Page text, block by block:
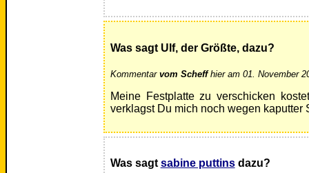
Was sagt Ulf, der Größte, dazu?
Kommentar vom Scheffhier am 01. November
Meine Festplatte zu verschicken
verklagst Du mich noch wegen kaputter
Was sagt sabine puttinsdazu?